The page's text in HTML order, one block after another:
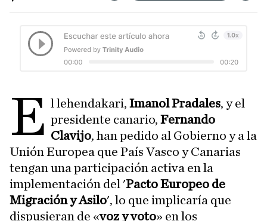
E l lehendakari,Imanol Pradales, y el
presidente canario,Fernando
Clavijo, han pedido al Gobierno y a la
Unión Europea que País Vasco y Canarias
tengan una participación activa en la
implementación del 'Pacto Europeo de
Migración y Asilo', lo que implicaría que
dispusieran de «voz y voto» en los